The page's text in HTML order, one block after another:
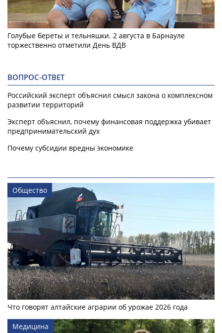
Голубые береты и тельняшки. 2 августа в Барнауле
торжественно отметили День ВДВ
ВОПРОС-ОТВЕТ
Российский эксперт объяснил смысл закона о комплексном
развитии территорий
Эксперт объяснил, почему финансовая поддержка убивает
предпринимательский дух
Почему субсидии вредны экономике
Общество
Что говорят алтайские аграрии об урожае 2026 года
Медицина